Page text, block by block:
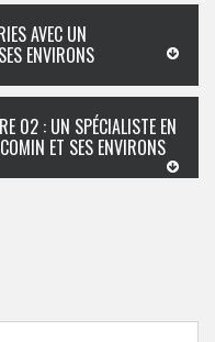
AVEC UN
ENVIRONS
02 : UN SPÉCIALISTE EN
ET SES ENVIRONS